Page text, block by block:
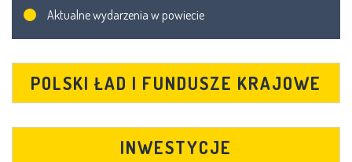
Aktualne wydarzenia w powiecie
POLSKI ŁAD I FUNDUSZE KRAJOWE
INWESTYCJE